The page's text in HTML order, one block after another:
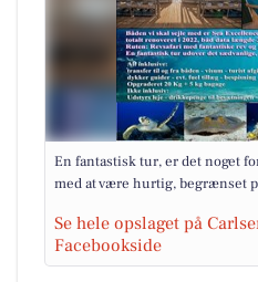
En fantastisk tur, er det noget
med at være hurtig, begrænset
Se hele opslaget på
Facebookside